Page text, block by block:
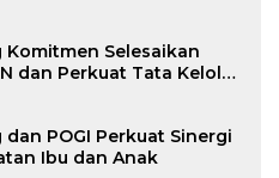
Selesaikan
dan Perkuat Tata Kelola
POGI Perkuat Sinergi
Ibu dan Anak